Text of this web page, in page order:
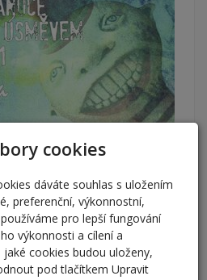
cookies
dáváte souhlas s uložením
preferenční, výkonnostní,
pro lepší fungování
výkonnosti a cílení a
cookies budou uloženy,
pod tlačítkem Upravit